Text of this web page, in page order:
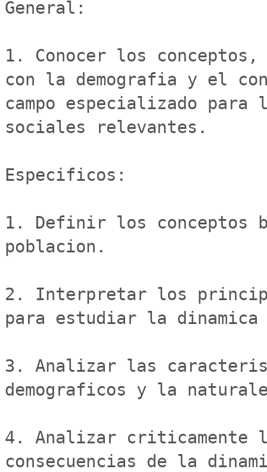
General:
1. Conocer los
con la demografia y el
campo especializado para
sociales relevantes.
Especificos:
1. Definir los conceptos
poblacion.
2. Interpretar los
para estudiar la
3. Analizar las
demograficos y la
4. Analizar criticamente
consecuencias de la